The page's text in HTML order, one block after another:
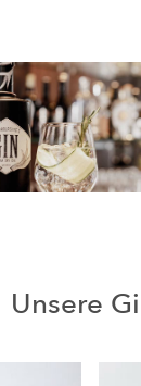
Unsere